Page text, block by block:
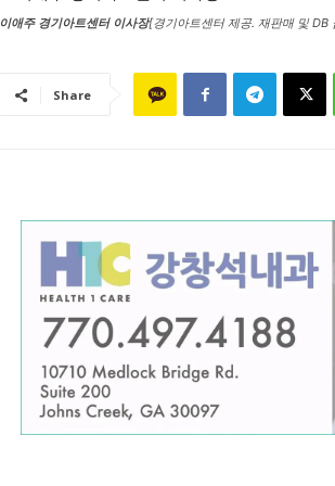
이애주 경기아트센터 이사장[경기아트센터 제공. 재판매 및 DB
Share